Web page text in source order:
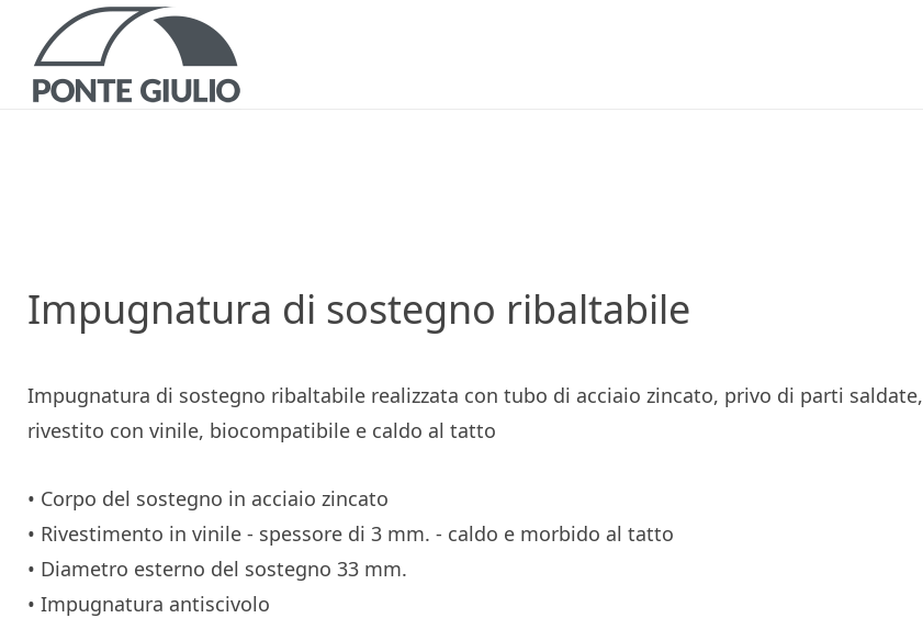
COMUNICAZIONE
NORME E AGEVOLAZIONI
MAGAZINE
Impugnatura di sostegno ribaltabile
Impugnatura di sostegno ribaltabile realizzata con tubo di acciaio zincato, privo di parti saldate,
rivestito con vinile, biocompatibile e caldo al tatto
• Corpo del sostegno in acciaio zincato
• Rivestimento in vinile - spessore di 3 mm. - caldo e morbido al tatto
• Diametro esterno del sostegno 33 mm.
• Impugnatura antiscivolo